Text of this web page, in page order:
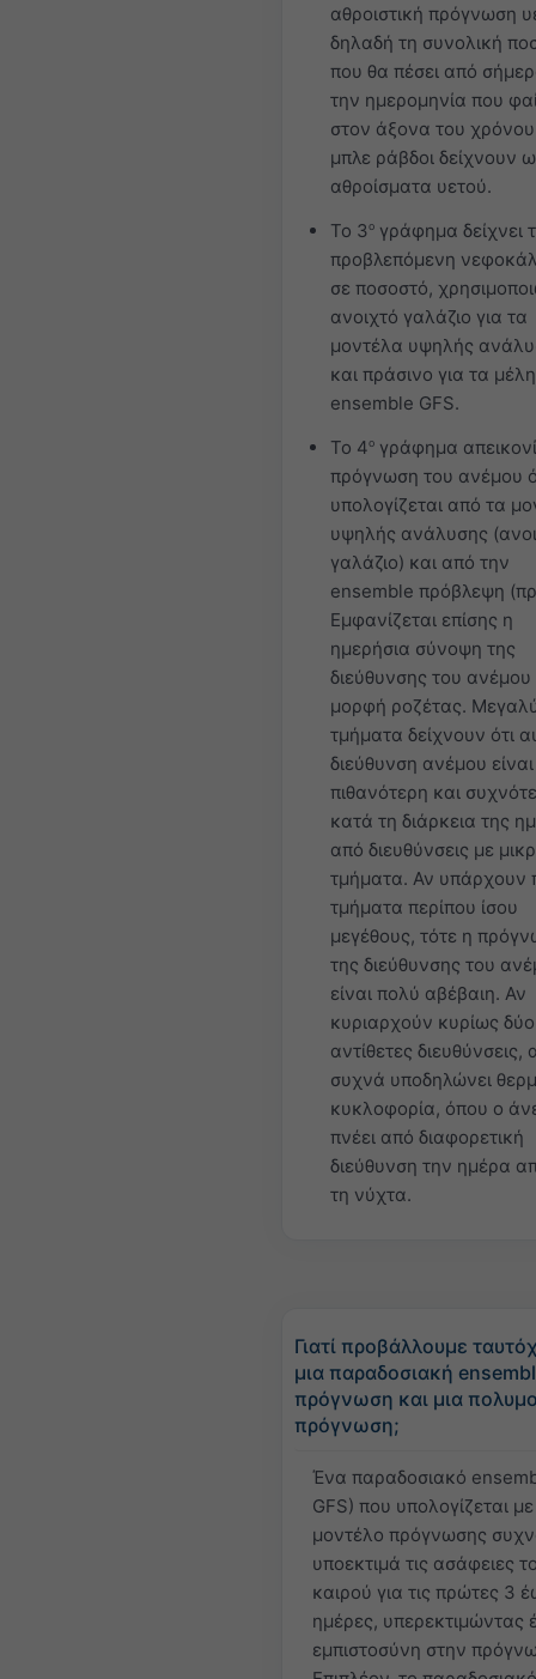
αθροιστική πρόγνωση
δηλαδή τη συνολική
που θα πέσει από
την ημερομηνία που
στον άξονα του
μπλε ράβδοι δείχνουν
αθροίσματα υετού.
Το 3ο γράφημα δείχνει
προβλεπόμενη
σε ποσοστό,
ανοιχτό γαλάζιο για τα
μοντέλα υψηλής
και πράσινο για τα
ensemble GFS.
Το 4ο γράφημα
πρόγνωση του ανέμου
υπολογίζεται από τα
υψηλής ανάλυσης
γαλάζιο) και από την
ensemble πρόβλεψη
Εμφανίζεται επίσης η
ημερήσια σύνοψη της
διεύθυνσης του ανέμου
μορφή ροζέτας.
τμήματα δείχνουν ότι
διεύθυνση ανέμου είναι
πιθανότερη και
κατά τη διάρκεια της
από διευθύνσεις με
τμήματα. Αν υπάρχουν
τμήματα περίπου ίσου
μεγέθους, τότε η
της διεύθυνσης του
είναι πολύ αβέβαιη. Αν
κυριαρχούν κυρίως δύο
αντίθετες διευθύνσεις,
συχνά υποδηλώνει
κυκλοφορία, όπου ο
πνέει από διαφορετική
διεύθυνση την ημέρα
τη νύχτα.
Γιατί προβάλλουμε
μια παραδοσιακή
πρόγνωση και μια
πρόγνωση;
Ένα παραδοσιακό
GFS) που υπολογίζεται με
μοντέλο πρόγνωσης
υποεκτιμά τις ασάφειες
καιρού για τις πρώτες 3
ημέρες, υπερεκτιμώντας
εμπιστοσύνη στην